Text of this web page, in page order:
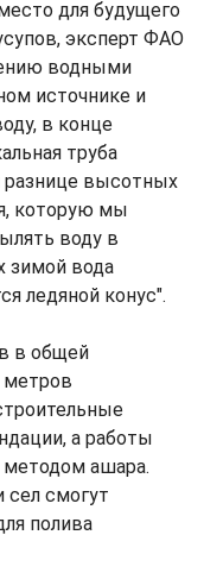
для будущего
эксперт ФАО
водными
источнике и
в конце
труба
разнице высотных
которую мы
воду в
зимой вода
ледяной конус".
в общей
метров
а работы
ашара.
сел смогут
полива